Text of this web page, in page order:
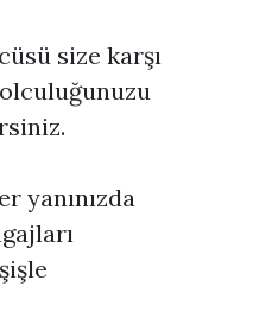
size karşı
yanınızda